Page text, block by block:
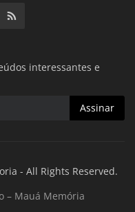
interessantes e
Assinar
- All Rights Reserved.
– Mauá Memória